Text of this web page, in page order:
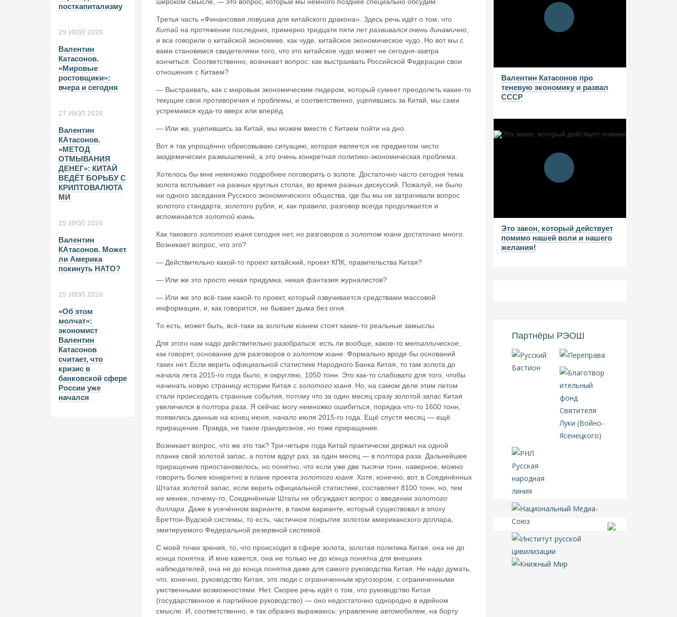
посткапитализму
29 ИЮЛ 2026
Валентин
Катасонов.
«Мировые
ростовщики»:
вчера и сегодня
27 ИЮЛ 2026
Валентин
КАтасонов.
«МЕТОД
ОТМЫВАНИЯ
ДЕНЕГ»: КИТАЙ
ВЕДЁТ БОРЬБУ С
КРИПТОВАЛЮТА
МИ
25 ИЮЛ 2026
Валентин
КАтасонов. Может
ли Америка
покинуть НАТО?
25 ИЮЛ 2026
«Об этом
молчат»:
экономист
Валентин
Катасонов
считает, что
кризис в
банковской сфере
России уже
начался
Третья часть «Финансовая ловушка для китайского дракона» . Здесь речь идёт о том, что
Китайна протяжении последних, примерно тридцати пяти летразвивался очень динамично,
и все говорили о китайской экономике, как чуде, китайское экономическое чудо. Но вот мы с
вами становимся свидетелями того, что это китайское чудо может не сегодня-завтра
кончиться. Соответственно, возникает вопрос: как выстраивать Российской Федерации свои
отношения с Китаем?
— Выстраивать, как с мировым экономическим лидером, который сумеет преодолеть какие-то
текущие свои противоречия и проблемы, и соответственно, уцепившись за Китай, мы сами
устремимся куда-то вверх или вперёд.
— Или же, уцепившись за Китай, мы можем вместе с Китаем пойти на дно.
Вот я так упрощённо обрисовываю ситуацию, которая является не предметом чисто
академических размышлений, а это очень конкретная политико-экономическая проблема.
Хотелось бы мне немножко подробнее поговорить о золоте. Достаточно часто сегодня тема
золота всплывает на разных круглых столах, во время разных дискуссий. Пожалуй, не было
ни одного заседания Русского экономического общества, где бы мы не затрагивали вопрос
золотого стандарта, золотого рубля, и, как правило, разговор всегда продолжается и
вспоминается золотой юань.
Как такового золотого юанясегодня нет, но разговоров о золотом юанедостаточно много.
Возникает вопрос, что это?
— Действительно какой-то проект китайский, проект КПК, правительства Китая?
— Или же это просто некая придумка, некая фантазия журналистов?
— Или же это всё-таки какой-то проект, который озвучивается средствами массовой
информации, и, как говорится, не бывает дыма без огня.
То есть, может быть, всё-таки за золотым юанем стоят какие-то реальные замыслы.
Для этого нам надо действительно разобраться: есть ли вообще, какое-то металлическое,
как говорят, основание для разговоров о золотом юане. Формально вроде бы оснований
таких нет. Если верить официальной статистике Народного Банка Китая, то там золота до
начала лета 2015-го года было, я округляю, 1050 тонн. Это как-то слабовато для того, чтобы
начинать новую страницу истории Китая с золотого юаня. Но, на самом деле этим летом
стали происходить странные события, потому что за один месяц сразу золотой запас Китая
увеличился в полтора раза. Я сейчас могу немножко ошибиться, порядка что-то 1600 тонн,
появились данные на конец июня, начало июля 2015-го года. Ещё спустя месяц — ещё
приращение. Правда, не такое грандиозное, но тоже приращение.
Возникает вопрос, что же это так? Три-четыре года Китай практически держал на одной
планке свой золотой запас, а потом вдруг раз, за один месяц — в полтора раза. Дальнейшее
приращение приостановилось, но понятно, что если уже две тысячи тонн, наверное, можно
говорить более конкретно в плане проекта золотого юаня. Хотя, конечно, вот, в Соединённых
Штатах золотой запас, если верить официальной статистике, составляет 8100 тонн, но, тем
не менее, почему-то, Соединённые Штаты не обсуждают вопрос о введении золотого
доллара . Даже в усечённом варианте, в таком варианте, который существовал в эпоху
Бреттон-Вудской системы, то есть, частичное покрытие золотом американского доллара,
эмитируемого Федеральной резервной системой.
С моей точки зрения, то, что происходит в сфере золота, золотая политика Китая, она не до
конца понятна. И мне кажется, она не только не до конца понятна для внешних
наблюдателей, она не до конца понятна даже для самого руководства Китая. Не надо думать,
что, конечно, руководство Китая, это люди с ограниченным кругозором, с ограниченными
умственными возможностями. Нет. Скорее речь идёт о том, что руководство Китая
(государственное и партийное руководство) — оно недостаточно однородно в идейном
смысле. И, соответственно, я так образно выражаюсь: управление автомобилем, на борту
Валентин Катасонов про
теневую экономику и развал
СССР
Это закон, который действует
помимо нашей воли и нашего
желания!
Партнёры РЭОШ